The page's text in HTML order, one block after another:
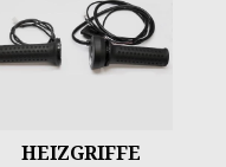
HEIZGRIFFE